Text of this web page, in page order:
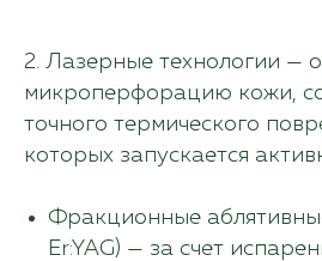
2. Лазерные технологии —
микроперфорацию кожи,
точного термического
которых запускается
Фракционные
Er:YAG) — за счет